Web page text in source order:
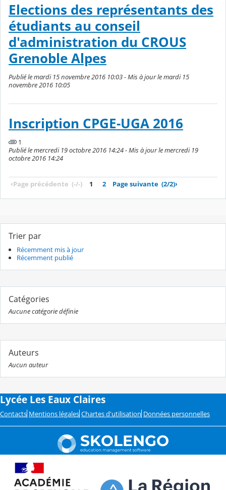
Elections des représentants des
étudiants au conseil
d'administration du CROUS
Grenoble Alpes
Publié le mardi 15 novembre 2016 10:03 - Mis à jour le mardi 15
novembre 2016 10:05
Inscription CPGE-UGA 2016
1
Publié le mercredi 19 octobre 2016 14:24 - Mis à jour le mercredi 19
octobre 2016 14:24
‹Page précédente (-/-) 1 2 Page suivante (2/2)›
Trier par
Récemment mis à jour
Récemment publié
Catégories
Aucune catégorie définie
Auteurs
Aucun auteur
Lycée Les Eaux Claires
Contacts Mentions légales Chartes d'utilisation Données personnelles